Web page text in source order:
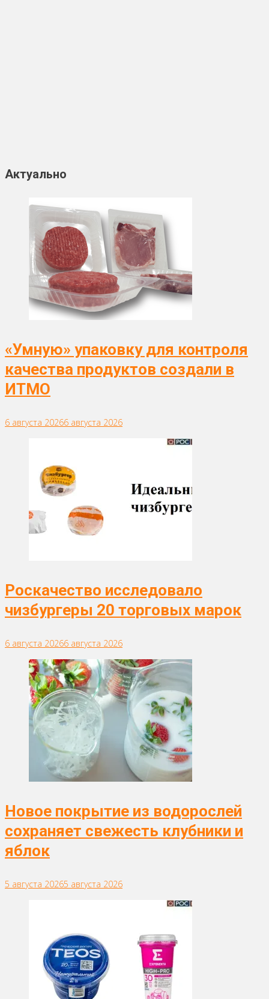
Актуально
«Умную» упаковку для контроля
качества продуктов создали в
ИТМО
6 августа 20266 августа 2026
Роскачество исследовало
чизбургеры 20 торговых марок
6 августа 20266 августа 2026
Новое покрытие из водорослей
сохраняет свежесть клубники и
яблок
5 августа 20265 августа 2026